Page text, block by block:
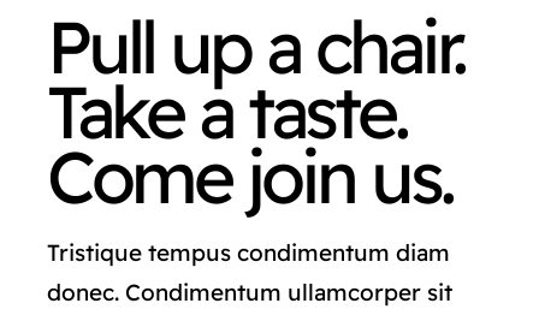
Pull up a chair.
Take a taste.
Come join us.
Tristique tempus condimentum diam
donec. Condimentum ullamcorper sit